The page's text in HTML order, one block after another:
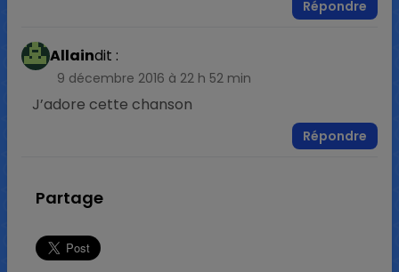
Répondre
Allaindit :
9 décembre 2016 à 22 h 52 min
J’adore cette chanson
Répondre
Partage